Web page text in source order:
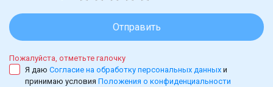
Отправить
Пожалуйста, отметьте галочку
Я даю Согласие на обработку персональных данных и
принимаю условия Положения о конфиденциальности